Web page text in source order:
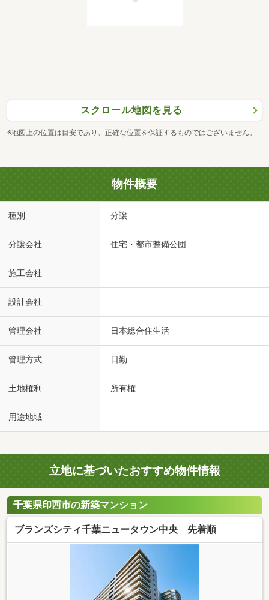
スクロール地図を見る
※地図上の位置は目安であり、正確な位置を保証するものではございません。
物件概要
種別 分譲
分譲会社 住宅・都市整備公団
施工会社
設計会社
管理会社 日本総合住生活
管理方式 日勤
土地権利 所有権
用途地域
立地に基づいたおすすめ物件情報
千葉県印西市の新築マンション
ブランズシティ千葉ニュータウン中央 先着順